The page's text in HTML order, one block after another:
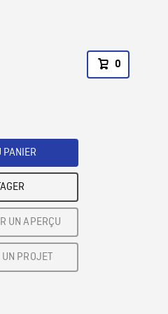
0
PANIER
UN APERÇU
PROJET